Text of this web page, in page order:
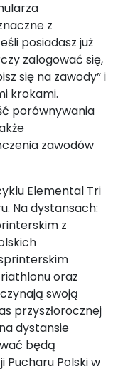
z
posiadasz już
zalogować się,
się na zawody” i
krokami.
porównywania
zawodów
Elemental Tri
Na dystansach:
z
oraz
swoją
przyszłorocznej
dystansie
będą
Pucharu Polski w